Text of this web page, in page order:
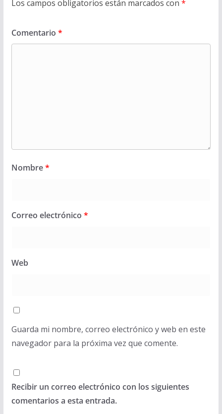
Los campos obligatorios están marcados con *
Comentario *
Nombre*
Correo electrónico *
Web
Guarda mi nombre, correo electrónico y web en este
navegador para la próxima vez que comente.
Recibir un correo electrónico con los siguientes
comentarios a esta entrada.